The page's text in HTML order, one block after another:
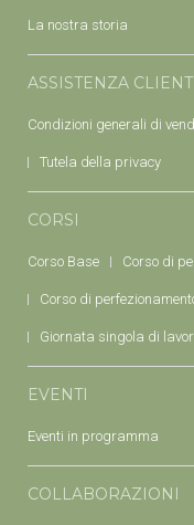
La nostra storia
ASSISTENZA
Condizioni generali di
Tutela della privacy
CORSI
Corso Base Corso di
Corso di
Giornata singola di
EVENTI
Eventi in programma
COLLABORAZIONI